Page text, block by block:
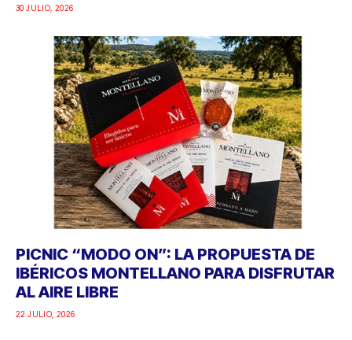
30 JULIO, 2026
PICNIC “MODO ON”: LA PROPUESTA DE
IBÉRICOS MONTELLANO PARA DISFRUTAR
AL AIRE LIBRE
22 JULIO, 2026